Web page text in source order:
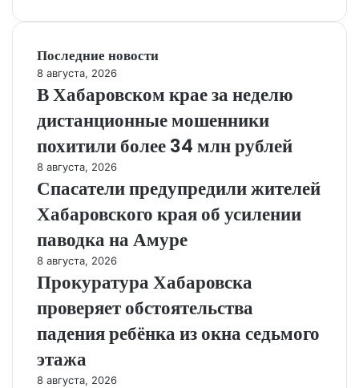
Последние новости
8 августа, 2026
В Хабаровском крае за неделю
дистанционные мошенники
похитили более 34 млн рублей
8 августа, 2026
Спасатели предупредили жителей
Хабаровского края об усилении
паводка на Амуре
8 августа, 2026
Прокуратура Хабаровска
проверяет обстоятельства
падения ребёнка из окна седьмого
этажа
8 августа, 2026